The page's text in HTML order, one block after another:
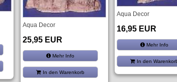
Aqua Decor
25,95 EUR
Mehr Info
In den Warenkorb
Aqua Decor
16,95 EUR
Mehr Info
In den